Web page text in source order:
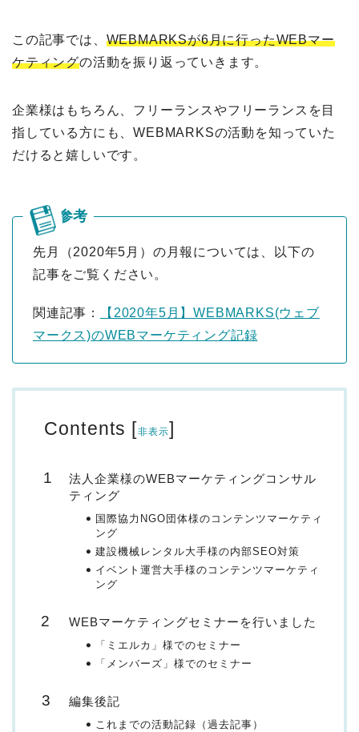
この記事では、 WEBMARKSが6月に行ったWEBマー
ケティングの活動を振り返っていきます。
企業様はもちろん、フリーランスやフリーランスを目
指している方にも、WEBMARKSの活動を知っていた
だけると嬉しいです。
先月（2020年5月）の月報については、以下の
記事をご覧ください。
関連記事：
【2020年5月】WEBMARKS(ウェブ
マークス)のWEBマーケティング記録
Contents [非表示]
法人企業様のWEBマーケティングコンサル
ティング
国際協力NGO団体様のコンテンツマーケティ
ング
建設機械レンタル大手様の内部SEO対策
イベント運営大手様のコンテンツマーケティ
ング
WEBマーケティングセミナーを行いました
「ミエルカ」様でのセミナー
「メンバーズ」様でのセミナー
編集後記
これまでの活動記録（過去記事）